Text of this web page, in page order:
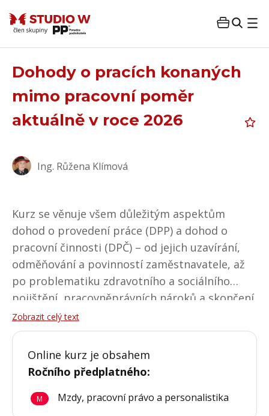
Dohody o pracích konaných
mimo pracovní poměr
aktuálně v roce 2026
Ing. Růžena Klímová
Kurz se věnuje všem důležitým aspektům
dohod o provedení práce (DPP) a dohod o
pracovní činnosti (DPČ) – od jejich uzavírání,
odměňování a povinností zaměstnavatele, až
po problematiku zdravotního a sociálního
pojištění, pracovněprávních nároků a skončení
pracovního vztahu. Zaměříme se na aktuální
právní úpravy, judikaturu i praktické dopady
změn, včetně novinek jako je samorozvrhování
pracovní doby, práce na dálku či nové
informační povinnosti. Kurz je ideální pro
personalisty, mzdové účetní i zaměstnavatele,
Zobrazit celý text
Online kurz je obsahem
Ročního předplatného:
M Mzdy, pracovní právo a personalistika